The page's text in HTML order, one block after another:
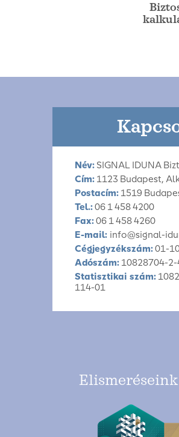
Név: SIGNAL IDUNA
Cím: 1123 Budapest,
Postacím: 1519
Tel.:06 1 458 4200
Fax:06 1 458 4260
E-mail: info@signal-
Cégjegyzékszám:01-
Adószám: 10828704-
Statisztikai szám:
114-01
Elismeréseink